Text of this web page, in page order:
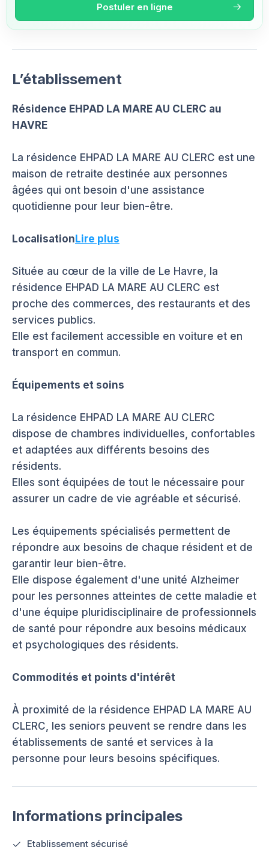
Postuler en ligne
L’établissement
Résidence EHPAD LA MARE AU CLERC au
HAVRE
La résidence EHPAD LA MARE AU CLERC est une
maison de retraite destinée aux personnes
âgées qui ont besoin d'une assistance
quotidienne pour leur bien-être.
LocalisationLire plus
Située au cœur de la ville de Le Havre, la
résidence EHPAD LA MARE AU CLERC est
proche des commerces, des restaurants et des
services publics.
Elle est facilement accessible en voiture et en
transport en commun.
Équipements et soins
La résidence EHPAD LA MARE AU CLERC
dispose de chambres individuelles, confortables
et adaptées aux différents besoins des
résidents.
Elles sont équipées de tout le nécessaire pour
assurer un cadre de vie agréable et sécurisé.
Les équipements spécialisés permettent de
répondre aux besoins de chaque résident et de
garantir leur bien-être.
Elle dispose également d'une unité Alzheimer
pour les personnes atteintes de cette maladie et
d'une équipe pluridisciplinaire de professionnels
de santé pour répondre aux besoins médicaux
et psychologiques des résidents.
Commodités et points d'intérêt
À proximité de la résidence EHPAD LA MARE AU
CLERC, les seniors peuvent se rendre dans les
établissements de santé et services à la
personne pour leurs besoins spécifiques.
Informations principales
Etablissement sécurisé